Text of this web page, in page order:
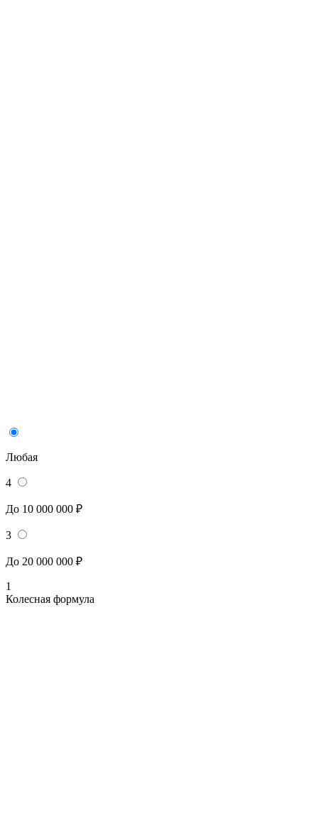
Любая
4
До 10 000 000 ₽
3
До 20 000 000 ₽
1
Колесная формула